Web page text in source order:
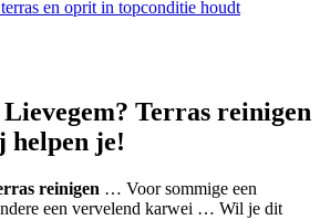
en oprit in topconditie houdt
Terras reinigen
helpen je!
reinigen … Voor sommige een
een vervelend karwei … Wil je dit